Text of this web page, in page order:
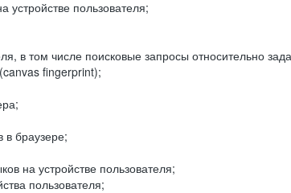
пользователя;
в том числе поисковые запросы относительно
fingerprint);
в браузере;
на устройстве пользователя;
пользователя;